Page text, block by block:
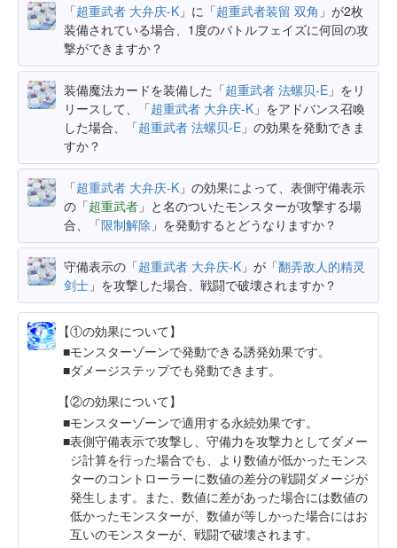
「超重武者 大弁庆-K 」に「超重武者装留 双角 」が2枚
装備されている場合、1度のバトルフェイズに何回の攻
撃ができますか？
装備魔法カードを装備した「超重武者 法螺贝-E 」をリ
リースして、「超重武者 大弁庆-K 」をアドバンス召喚
した場合、「超重武者 法螺贝-E 」の効果を発動できま
すか？
「超重武者 大弁庆-K 」の効果によって、表側守備表示
の「超重武者 」と名のついたモンスターが攻撃する場
合、「限制解除 」を発動するとどうなりますか？
守備表示の「超重武者 大弁庆-K 」が「翻弄敌人的精灵
剑士 」を攻撃した場合、戦闘で破壊されますか？
【①の効果について】
モンスターゾーンで発動できる誘発効果です。
ダメージステップでも発動できます。
【②の効果について】
モンスターゾーンで適用する永続効果です。
表側守備表示で攻撃し、守備力を攻撃力としてダメー
ジ計算を行った場合でも、より数値が低かったモンス
ターのコントローラーに数値の差分の戦闘ダメージが
発生します。また、数値に差があった場合には数値の
低かったモンスターが、数値が等しかった場合にはお
互いのモンスターが、戦闘で破壊されます。